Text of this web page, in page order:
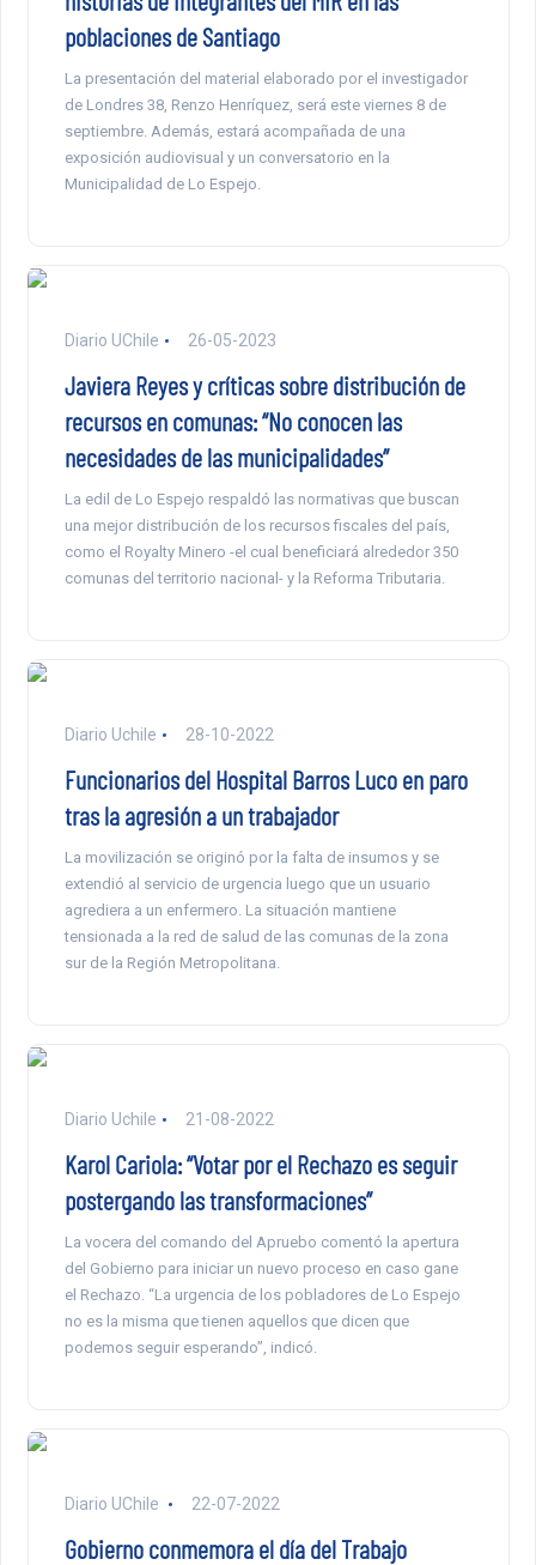
poblaciones de Santiago
La presentación del material elaborado por el investigador
de Londres 38, Renzo Henríquez, será este viernes 8 de
septiembre. Además, estará acompañada de una
exposición audiovisual y un conversatorio en la
Municipalidad de Lo Espejo.
Diario UChile 26-05-2023
Javiera Reyes y críticas sobre distribución de
recursos en comunas: “No conocen las
necesidades de las municipalidades”
La edil de Lo Espejo respaldó las normativas que buscan
una mejor distribución de los recursos fiscales del país,
como el Royalty Minero -el cual beneficiará alrededor 350
comunas del territorio nacional- y la Reforma Tributaria.
Diario Uchile 28-10-2022
Funcionarios del Hospital Barros Luco en paro
tras la agresión a un trabajador
La movilización se originó por la falta de insumos y se
extendió al servicio de urgencia luego que un usuario
agrediera a un enfermero. La situación mantiene
tensionada a la red de salud de las comunas de la zona
sur de la Región Metropolitana.
Diario Uchile 21-08-2022
Karol Cariola: “Votar por el Rechazo es seguir
postergando las transformaciones”
La vocera del comando del Apruebo comentó la apertura
del Gobierno para iniciar un nuevo proceso en caso gane
el Rechazo. “La urgencia de los pobladores de Lo Espejo
no es la misma que tienen aquellos que dicen que
podemos seguir esperando”, indicó.
Diario UChile 22-07-2022
Gobierno conmemora el día del Trabajo